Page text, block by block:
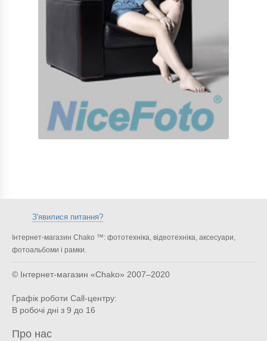
З'явилися питання?
Інтернет-магазин Chako ™: фототехніка, відеотехніка, аксесуари,
фотоальбоми і рамки.
© Інтернет-магазин «Chako» 2007–2020
Графік роботи Call-центру:
В робочі дні з 9 до 16
Про нас